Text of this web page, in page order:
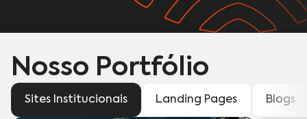
Nosso Portfólio
Sites Institucionais Landing Pages Blogs